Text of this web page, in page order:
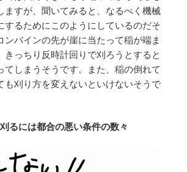
ますが、聞いてみると、なるべく機械
するためにこのようにしているのだそ
ンバインの先が崖に当たって稲が端ま
きっちり反時計回りで刈ろうとすると
てしまうそうです。また、稲の倒れて
も刈り方を変えないといけないそうで
るには都合の悪い条件の数々